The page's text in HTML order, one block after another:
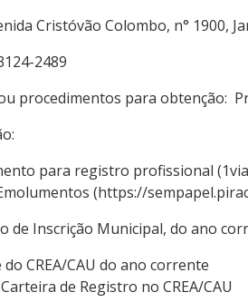
Cristóvão Colombo, n° 1900,
2489
procedimentos para obtenção:
para registro profissional
(https://
de Inscrição Municipal, do ano
CREA/CAU do ano corrente
de Registro no CREA/CAU